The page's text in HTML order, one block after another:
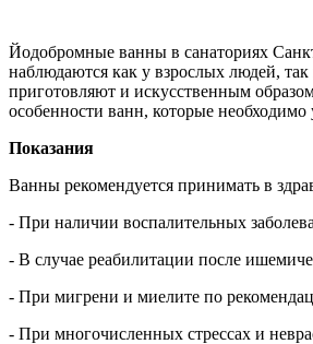
Йодобромные ванны в санаториях
наблюдаются как у взрослых людей,
приготовляют и искусственным
особенности ванн, которые
Показания
Ванны рекомендуется принимать в
- При наличии воспалительных
- В случае реабилитации после
- При мигрени и миелите по
- При многочисленных стрессах и